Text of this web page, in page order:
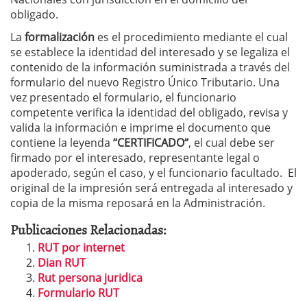
obligado.
La formalización es el procedimiento mediante el cual
se establece la identidad del interesado y se legaliza el
contenido de la información suministrada a través del
formulario del nuevo Registro Único Tributario. Una
vez presentado el formulario, el funcionario
competente verifica la identidad del obligado, revisa y
valida la información e imprime el documento que
contiene la leyenda “CERTIFICADO“, el cual debe ser
firmado por el interesado, representante legal o
apoderado, según el caso, y el funcionario facultado. El
original de la impresión será entregada al interesado y
copia de la misma reposará en la Administración.
Publicaciones Relacionadas:
RUT por internet
Dian RUT
Rut persona juridica
Formulario RUT